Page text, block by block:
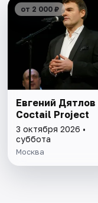
от 2 000 ₽
Евгений Дятлов
Coctail Project
3 октября 2026 •
суббота
Москва